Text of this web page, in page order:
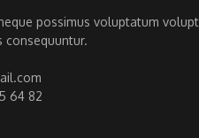
possimus voluptatum
consequuntur.
64 82